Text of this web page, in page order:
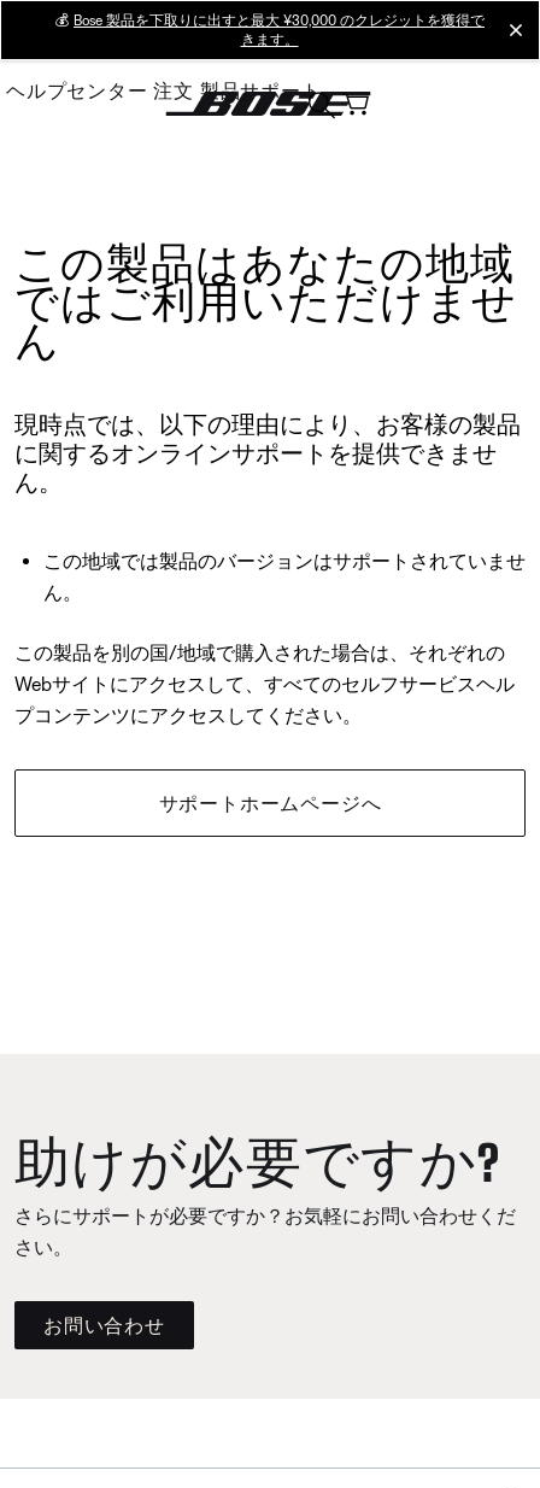
Main
💰 Bose 製品を下取りに出すと最大 ¥30,000 のクレジットを獲得で
きます。
ヘルプセンター 注文 製品サポート
この製品はあなたの地域
ではご利用いただけませ
ん
現時点では、以下の理由により、お客様の製品
に関するオンラインサポートを提供できませ
ん。
この地域では製品のバージョンはサポートされていませ
ん。
この製品を別の国/地域で購入された場合は、それぞれの
Webサイトにアクセスして、すべてのセルフサービスヘル
プコンテンツにアクセスしてください。
サポートホームページへ
助けが必要ですか?
さらにサポートが必要ですか？お気軽にお問い合わせくだ
さい。
お問い合わせ